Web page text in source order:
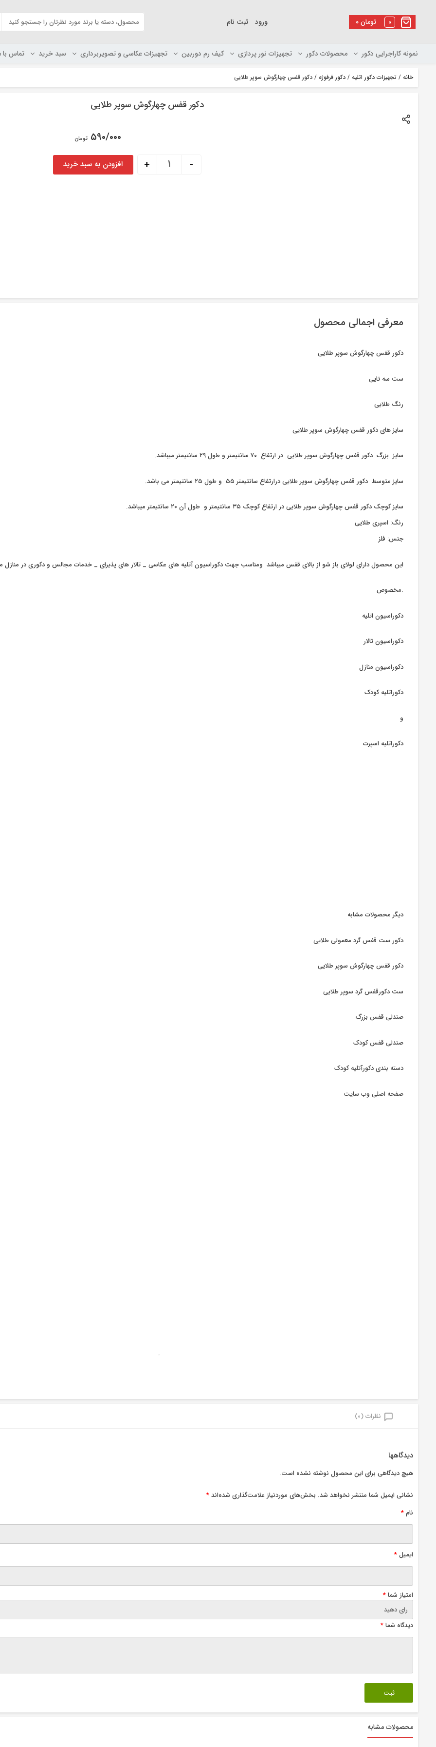
۰تومان 0 ورود ثبت نام
نمونه کاراجرایی دکور محصولات دکور تجهیزات نور پردازی کیف رم دوربین تجهیزات عکاسی و تصویربرداری سبد خرید تماس با
خانه / تجهیزات دکور اتلیه / دکور فرفوژه / دکور قفس چهارگوش سوپر طلایی
دکور قفس چهارگوش سوپر طلایی
۵۹۰/۰۰۰ تومان
دکور قفس چهارگوش سوپر طلایی عدد
-
+ افزودن به سبد خرید
معرفی اجمالی محصول
دکور قفس چهارگوش سوپر طلایی
ست سه تایی
رنگ طلایی
سایز های دکور قفس چهارگوش سوپر طلایی
سایز بزرگ دکور قفس چهارگوش سوپر طلایی در ارتفاع ۷۰ سانتیمتر و طول ۲۹ سانتیمتر میباشد.
سایز متوسط دکور قفس چهارگوش سوپر طلایی درارتفاع سانتیمتر ۵۵ و طول ۲۵ سانتیمتر می باشد.
سایز کوچک دکور قفس چهارگوش سوپر طلایی در ارتفاع کوچک ۳۵ سانتیمتر و طول آن ۲۰ سانتیمتر میباشد.
رنگ: اسپری طلایی
جنس: فلز
این محصول دارای لولای باز شو از بالای قفس میباشد ومناسب جهت دکوراسیون آتلیه های عکاسی _ تالار های پذیرای _ خدمات مجالس و دکوری در منازل
.مخصوص
دکوراسیون اتلیه
دکوراسیون تالار
دکوراسیون منازل
دکوراتلیه کودک
و
دکوراتلیه اسپرت
دیگر محصولات مشابه
دکور ست قفس گرد معمولی طلایی
دکور قفس چهارگوش سوپر طلایی
ست دکورقفس گرد سوپر طلایی
صندلی قفس بزرگ
صندلی قفس کودک
دسته بندی دکورآتلیه کودک
صفحه اصلی وب سایت
.
نظرات (0)
دیدگاهها
هیچ دیدگاهی برای این محصول نوشته نشده است.
نشانی ایمیل شما منتشر نخواهد شد. بخش‌های موردنیاز علامت‌گذاری شده‌اند*
نام*
ایمیل*
امتیاز شما*
دیدگاه شما*
محصولات مشابه